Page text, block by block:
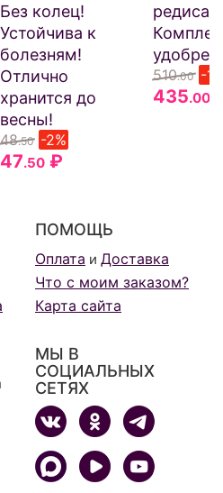
Без колец!
Устойчива к
болезням!
Отлично
хранится до
весны!
48.50 -2%
47.50 ₽
редиса
510.00 -
435.00
ПОМОЩЬ
Оплата и Доставка
Что с моим заказом?
Карта сайта
МЫ В
СОЦИАЛЬНЫХ
СЕТЯХ